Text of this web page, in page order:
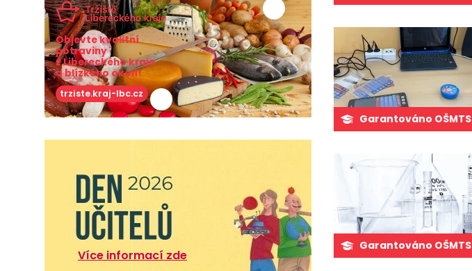
Garantováno OŠMTS
Garantováno OŠMTS
Objevte kvalitní
potraviny
z Libereckého kraje
a blízkého okolí!
trziste.kraj-lbc.cz
Více informací zde